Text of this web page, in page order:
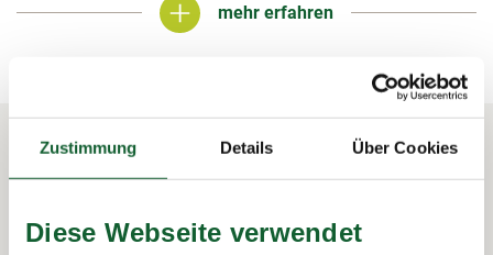
Zustimmung Details Über Cookies
Diese Webseite verwendet
mehr erfahren
mehr erfahren
In 3 Schritten zur Steuererklärung.
So funktioniert's: